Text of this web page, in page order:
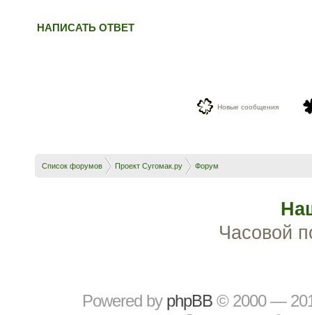
НАПИСАТЬ ОТВЕТ
Новые сообщения
Список форумов Проект Сугомак.ру Форум
Часовой
Powered by рhрBВ © 2000 —